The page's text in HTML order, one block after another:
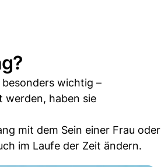
wichtig –
werden, haben sie
mit dem Sein einer Frau oder
im Laufe der Zeit ändern.